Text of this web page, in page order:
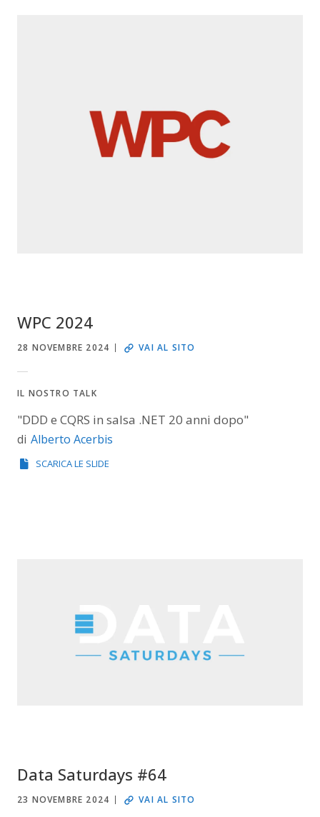
WPC 2024
28 NOVEMBRE 2024 VAI AL SITO
IL NOSTRO TALK
"DDD e CQRS in salsa .NET 20 anni dopo"
di Alberto Acerbis
SCARICA LE SLIDE
Data Saturdays #64
23 NOVEMBRE 2024 VAI AL SITO